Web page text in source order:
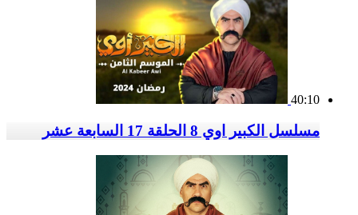
40:10
مسلسل الكبير اوي 8 الحلقة 17 السابعة عشر